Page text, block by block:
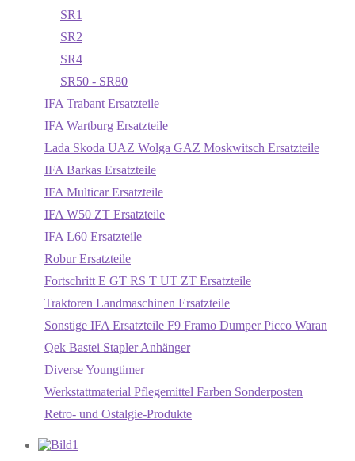
SR1
SR2
SR4
SR50 - SR80
IFA Trabant Ersatzteile
IFA Wartburg Ersatzteile
Lada Skoda UAZ Wolga GAZ Moskwitsch Ersatzteile
IFA Barkas Ersatzteile
IFA Multicar Ersatzteile
IFA W50 ZT Ersatzteile
IFA L60 Ersatzteile
Robur Ersatzteile
Fortschritt E GT RS T UT ZT Ersatzteile
Traktoren Landmaschinen Ersatzteile
Sonstige IFA Ersatzteile F9 Framo Dumper Picco Waran
Qek Bastei Stapler Anhänger
Diverse Youngtimer
Werkstattmaterial Pflegemittel Farben Sonderposten
Retro- und Ostalgie-Produkte